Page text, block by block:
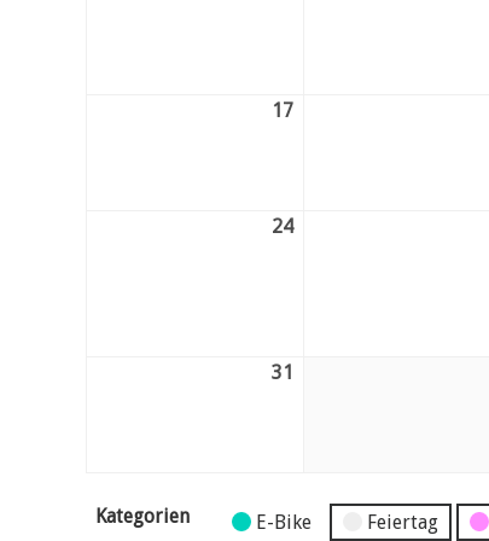
17Mo.
24Mo.
31
Kategorien
KategorieE-Bike Feiertag